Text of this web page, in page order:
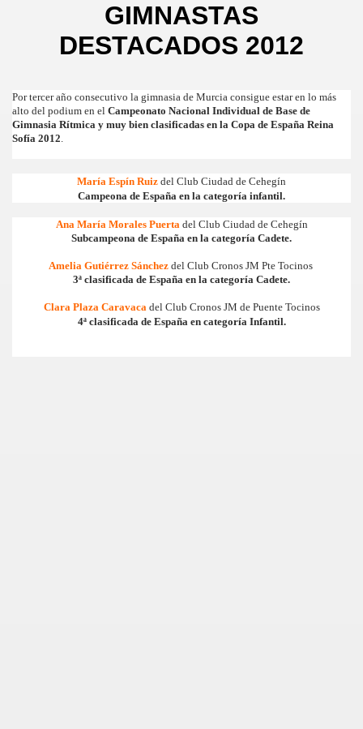
GIMNASTAS
DESTACADOS 2012
Por tercer año consecutivo la gimnasia de Murcia consigue estar en lo más
alto del podium en el Campeonato Nacional Individual de Base de
Gimnasia Rítmica y muy bien clasificadas en la Copa de España Reina
Sofía 2012.
María Espín Ruiz del Club Ciudad de Cehegín
Campeona de España en la categoría infantil.
Ana María Morales Puerta del Club Ciudad de Cehegín
Subcampeona de España en la categoría Cadete.
Amelia Gutiérrez Sánchez del Club Cronos JM Pte Tocinos
3ª clasificada de España en la categoría Cadete.
Clara Plaza Caravacadel Club Cronos JM de Puente Tocinos
4ª clasificada de España en categoría Infantil.